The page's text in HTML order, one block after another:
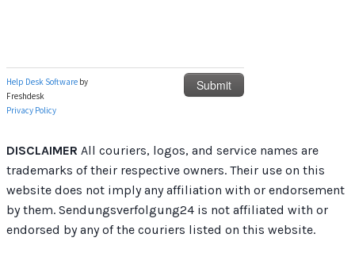
DISCLAIMER All couriers, logos, and service names are
trademarks of their respective owners. Their use on this
website does not imply any affiliation with or endorsement
by them. Sendungsverfolgung24 is not affiliated with or
endorsed by any of the couriers listed on this website.